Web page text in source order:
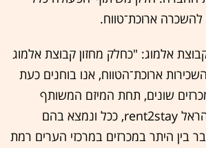
ארוכת־טווח.
אלמוג: "כחלק מחזון קבוצת אלמוג
ארוכת־הטווח, אנו בוחנים כעת
שונים, תחת המיזם המשותף
שהוקם עם קבוצת הראל rent2stay, ככל ונמצא בהם
בין היתר במכרזים במרכזי הערים רמת